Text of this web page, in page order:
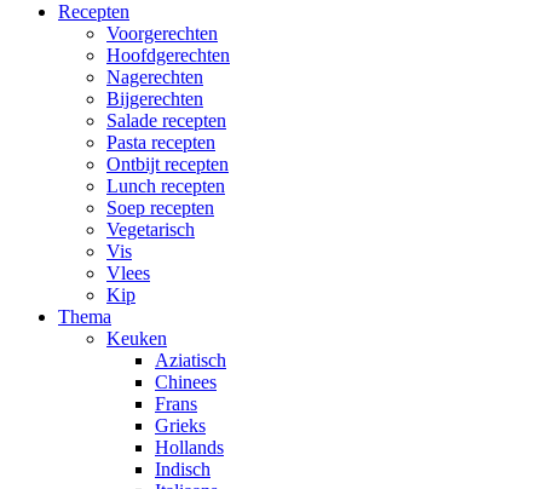
Recepten
Voorgerechten
Hoofdgerechten
Nagerechten
Bijgerechten
Salade recepten
Pasta recepten
Ontbijt recepten
Lunch recepten
Soep recepten
Vegetarisch
Vis
Vlees
Kip
Thema
Keuken
Aziatisch
Chinees
Frans
Grieks
Hollands
Indisch